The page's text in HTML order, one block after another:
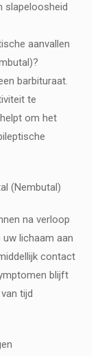
slapeloosheid
aanvallen
barbituraat.
te
om het
(Nembutal)
na verloop
lichaam aan
contact
blijft
tijd